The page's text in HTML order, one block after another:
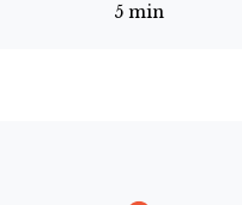
5 min